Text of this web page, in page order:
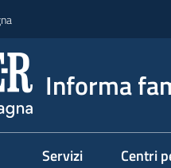
Informa
Servizi Centri